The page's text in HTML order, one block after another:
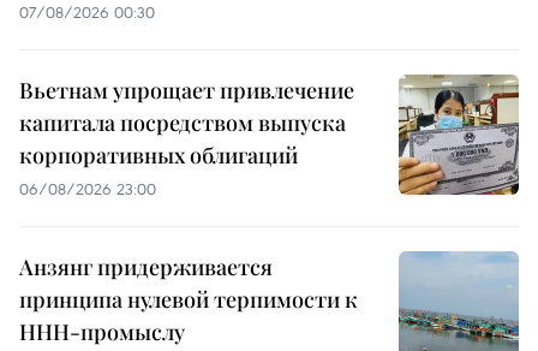
07/08/2026 00:30
Вьетнам упрощает привлечение
капитала посредством выпуска
корпоративных облигаций
06/08/2026 23:00
Анзянг придерживается
принципа нулевой терпимости к
ННН-промыслу